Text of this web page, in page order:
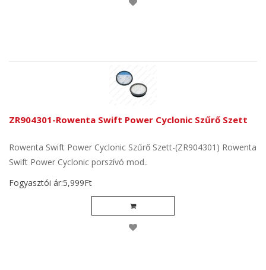
ZR904301-Rowenta Swift Power Cyclonic Szűrő Szett
Rowenta Swift Power Cyclonic Szűrő Szett-(ZR904301) Rowenta
Swift Power Cyclonic porszívó mod..
Fogyasztói ár:5,999Ft